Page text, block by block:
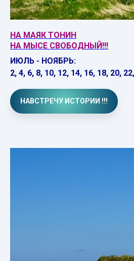
НА МАЯК ТОНИН
НА МЫСЕ СВОБОДНЫЙ!!!
ИЮЛЬ - НОЯБРЬ:
2, 4, 6, 8, 10, 12, 14, 16, 18, 20,
НАВСТРЕЧУ ИСТОРИИ !!!